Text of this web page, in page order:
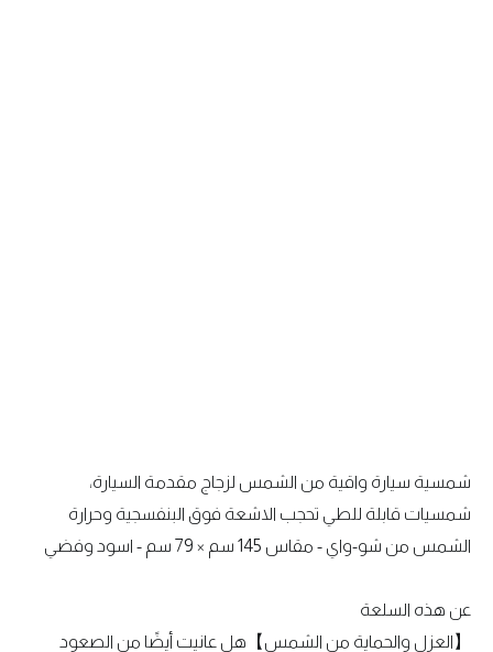
شمسية سيارة واقية من الشمس لزجاج مقدمة السيارة،
شمسيات قابلة للطي تحجب الاشعة فوق البنفسجية وحرارة
الشمس من شو-واي - مقاس 145 سم × 79 سم - اسود وفضي
عن هذه السلعة
【العزل والحماية من الشمس】هل عانيت أيضًا من الصعود